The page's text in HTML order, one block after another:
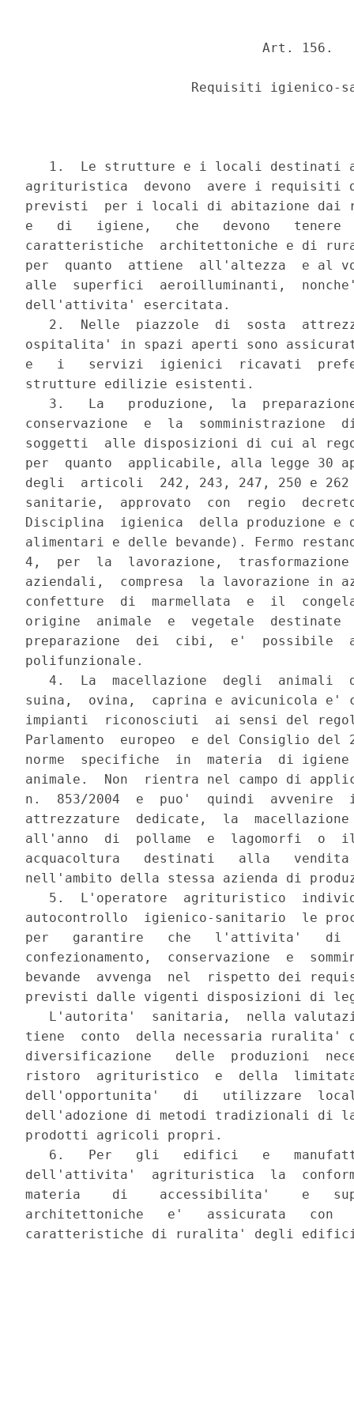
                              Art. 156.
Requisiti igienico-
1.  Le strutture e i locali destinati
agrituristica  devono  avere i
previsti  per i locali di abitazione dai
e   di   igiene,   che   devono
caratteristiche  architettoniche e di
per  quanto  attiene  all'altezza  e al
alle  superfici  aeroilluminanti,
dell'attivita' esercitata.
2.  Nelle  piazzole  di  sosta
ospitalita' in spazi aperti sono
e   i   servizi  igienici  ricavati
strutture edilizie esistenti.
3.   La   produzione,  la
conservazione  e  la  somministrazione
soggetti  alle disposizioni di cui al
per  quanto  applicabile, alla legge 30
degli  articoli  242, 243, 247, 250 e
sanitarie,  approvato  con  regio
Disciplina  igienica  della produzione e
alimentari e delle bevande). Fermo
4,  per  la  lavorazione,  trasformazione
aziendali,  compresa  la lavorazione in
confetture  di  marmellata  e  il
origine  animale  e  vegetale
preparazione  dei  cibi,  e'  possibile
polifunzionale.
4.  La  macellazione  degli  animali
suina,  ovina,  caprina e avicunicola e'
impianti  riconosciuti  ai sensi del
Parlamento  europeo  e del Consiglio
norme  specifiche  in  materia  di
animale.  Non  rientra nel campo di
n.  853/2004  e  puo'  quindi  avvenire
attrezzature  dedicate,  la
all'anno  di  pollame  e  lagomorfi  o
acquacoltura   destinati   alla
nell'ambito della stessa azienda di
5.  L'operatore  agrituristico
autocontrollo  igienico-sanitario  le
per   garantire   che   l'attivita'   di
confezionamento,  conservazione  e
bevande  avvenga  nel  rispetto dei
previsti dalle vigenti disposizioni di
L'autorita'  sanitaria,  nella
tiene  conto  della necessaria
diversificazione   delle  produzioni
ristoro  agrituristico  e  della
dell'opportunita'   di   utilizzare
dell'adozione di metodi tradizionali di
prodotti agricoli propri.
6.   Per   gli   edifici   e
dell'attivita'  agrituristica  la
materia    di    accessibilita'    e
architettoniche   e'   assicurata   con